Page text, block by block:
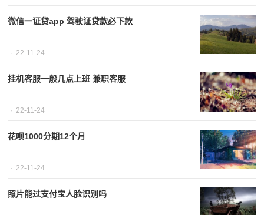
微信一证贷app 驾驶证贷款必下款
22-11-24
挂机客服一般几点上班 兼职客服
22-11-24
花呗1000分期12个月
22-11-24
照片能过支付宝人脸识别吗